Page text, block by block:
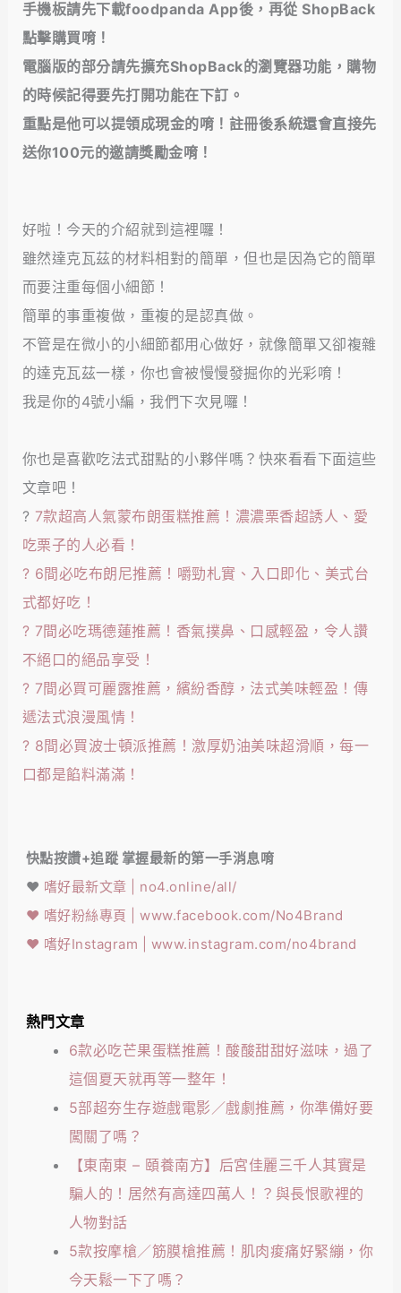
手機板請先下載foodpanda App後，再從 ShopBack
點擊購買唷！
電腦版的部分請先擴充ShopBack的瀏覽器功能，購物
的時候記得要先打開功能在下訂。
重點是他可以提領成現金的唷！註冊後系統還會直接先
送你100元的邀請獎勵金唷！
好啦！今天的介紹就到這裡囉！
雖然達克瓦茲的材料相對的簡單，但也是因為它的簡單
而要注重每個小細節！
簡單的事重複做，重複的是認真做。
不管是在微小的小細節都用心做好，就像簡單又卻複雜
的達克瓦茲一樣，你也會被慢慢發掘你的光彩唷！
我是你的4號小編，我們下次見囉！
你也是喜歡吃法式甜點的小夥伴嗎？快來看看下面這些
文章吧！
? 7款超高人氣蒙布朗蛋糕推薦！濃濃栗香超誘人、愛
吃栗子的人必看！
? 6間必吃布朗尼推薦！嚼勁札實、入口即化、美式台
式都好吃！
? 7間必吃瑪德蓮推薦！香氣撲鼻、口感輕盈，令人讚
不絕口的絕品享受！
? 7間必買可麗露推薦，繽紛香醇，法式美味輕盈！傳
遞法式浪漫風情！
? 8間必買波士頓派推薦！激厚奶油美味超滑順，每一
口都是餡料滿滿！
快點按讚+追蹤 掌握最新的第一手消息唷
❤️ 嗜好最新文章 | no4.online/all/
❤️ 嗜好粉絲專頁 | www.facebook.com/No4Brand
❤️ 嗜好Instagram | www.instagram.com/no4brand
熱門文章
6款必吃芒果蛋糕推薦！酸酸甜甜好滋味，過了
這個夏天就再等一整年！
5部超夯生存遊戲電影／戲劇推薦，你準備好要
闖關了嗎？
【東南東 – 頤養南方】后宮佳麗三千人其實是
騙人的！居然有高達四萬人！？與長恨歌裡的
人物對話
5款按摩槍／筋膜槍推薦！肌肉痠痛好緊繃，你
今天鬆一下了嗎？